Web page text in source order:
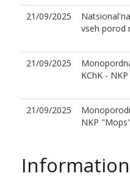
21/09/2025
vseh porod
21/09/2025
KChK -
21/09/2025
NKP "Mops"
Information